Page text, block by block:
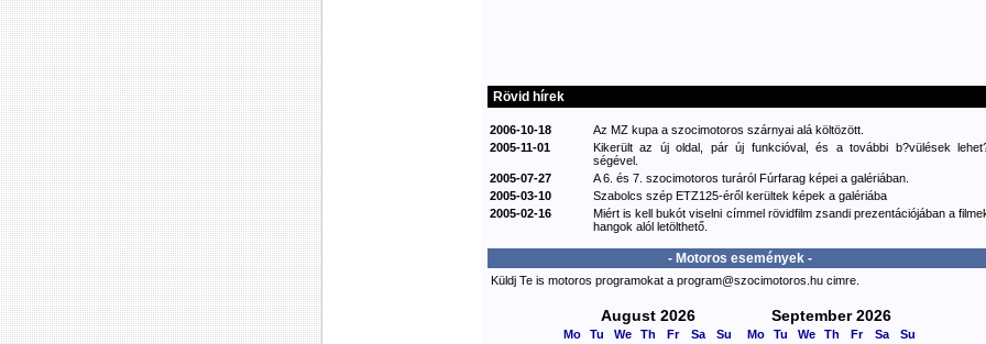
Rövid hírek
2006-10-18
Az MZ kupa a szocimotoros szárnyai alá költözött.
2005-11-01
Kikerült az új oldal, pár új funkcióval, és a további b?vülések
ségével.
2005-07-27
A 6. és 7. szocimotoros turáról Fúrfarag képei a galériában.
2005-03-10
Szabolcs szép ETZ125-éről kerültek képek a galériába
2005-02-16
Miért is kell bukót viselni címmel rövidfilm zsandi prezentációjában a
hangok alól letölthető.
- Motoros események -
Küldj Te is motoros programokat a program@szocimotoros.hu cimre.
August 2026
Mo Tu We Th Fr Sa Su
September 2026
Mo Tu We Th Fr Sa Su